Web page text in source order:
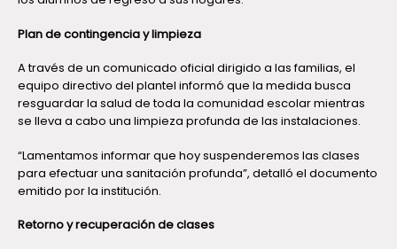
Plan de contingencia y limpieza
A través de un comunicado oficial dirigido a las familias, el
equipo directivo del plantel informó que la medida busca
resguardar la salud de toda la comunidad escolar mientras
se lleva a cabo una limpieza profunda de las instalaciones.
“Lamentamos informar que hoy suspenderemos las clases
para efectuar una sanitación profunda”, detalló el documento
emitido por la institución.
Retorno y recuperación de clases